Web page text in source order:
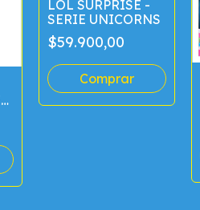
LOL SURPRISE -
SERIE UNICORNS
$59.900,00